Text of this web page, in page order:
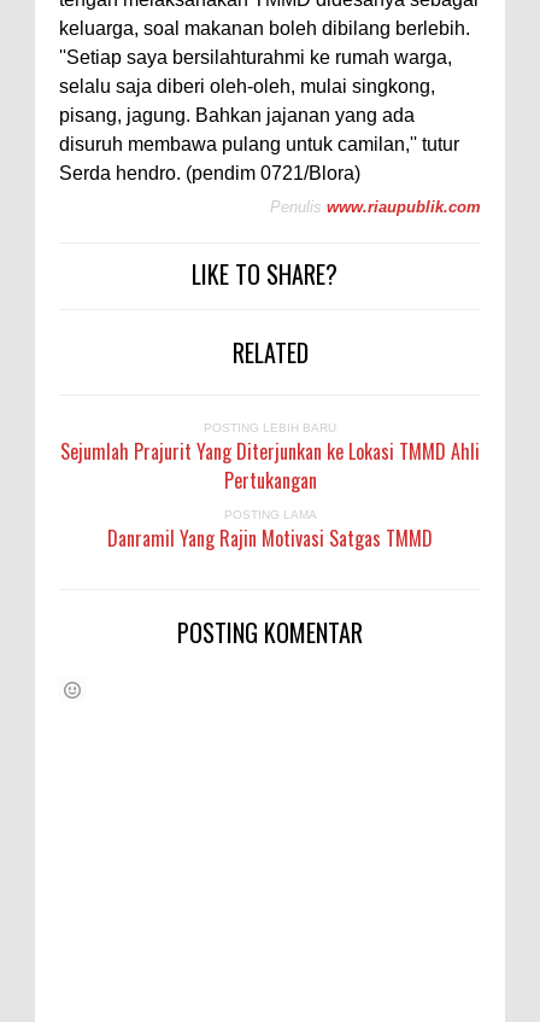
keluarga, soal makanan boleh dibilang berlebih.
''Setiap saya bersilahturahmi ke rumah warga,
selalu saja diberi oleh-oleh, mulai singkong,
pisang, jagung. Bahkan jajanan yang ada
disuruh membawa pulang untuk camilan,'' tutur
Serda hendro. (pendim 0721/Blora)
Penulis www.riaupublik.com
LIKE TO SHARE?
RELATED
POSTING LEBIH BARU
Sejumlah Prajurit Yang Diterjunkan ke Lokasi TMMD Ahli
Pertukangan
POSTING LAMA
Danramil Yang Rajin Motivasi Satgas TMMD
POSTING KOMENTAR